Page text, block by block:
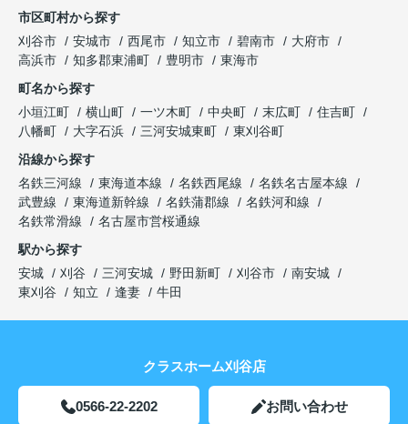
市区町村から探す
刈谷市
安城市 西尾市 知立市 碧南市
大府市
高浜市
知多郡東浦町 豊明市
東海市
町名から探す
小垣江町
横山町 一ツ木町 中央町 末広町
住吉町
八幡町
大字石浜 三河安城東町
東刈谷町
沿線から探す
名鉄三河線
東海道本線 名鉄西尾線
名鉄名古屋本線
武豊線
東海道新幹線 名鉄蒲郡線
名鉄河和線
名鉄常滑線
名古屋市営桜通線
駅から探す
安城
刈谷 三河安城 野田新町 刈谷市
南安城
東刈谷
知立 逢妻 牛田
クラスホーム刈谷店
0566-22-2202 お問い合わせ